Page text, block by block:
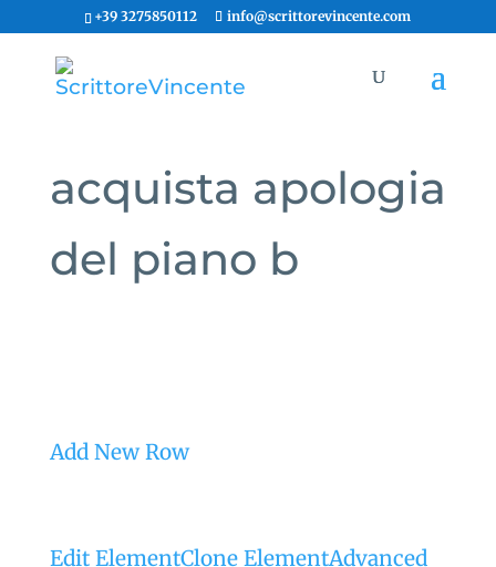
+39 3275850112 info@scrittorevincente.com
acquista apologia
del piano b
Add New Row
Edit ElementClone ElementAdvanced